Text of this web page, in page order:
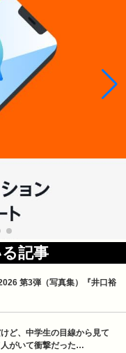
記事
第3弾（写真集）『井口裕
ど、中学生の目線から見て
人がいて衝撃だった…